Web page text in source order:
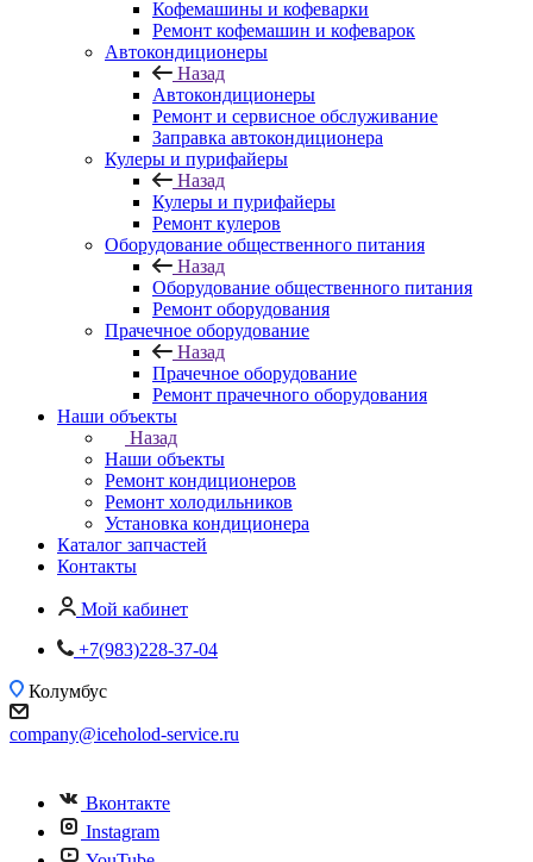
Кофемашины и кофеварки
Ремонт кофемашин и кофеварок
Автокондиционеры
Назад
Автокондиционеры
Ремонт и сервисное обслуживание
Заправка автокондиционера
Кулеры и пурифайеры
Назад
Кулеры и пурифайеры
Ремонт кулеров
Оборудование общественного питания
Назад
Оборудование общественного питания
Ремонт оборудования
Прачечное оборудование
Назад
Прачечное оборудование
Ремонт прачечного оборудования
Наши объекты
Назад
Наши объекты
Ремонт кондиционеров
Ремонт холодильников
Установка кондиционера
Каталог запчастей
Контакты
Мой кабинет
+7(983)228-37-04
Колумбус
company@iceholod-service.ru
Вконтакте
Instagram